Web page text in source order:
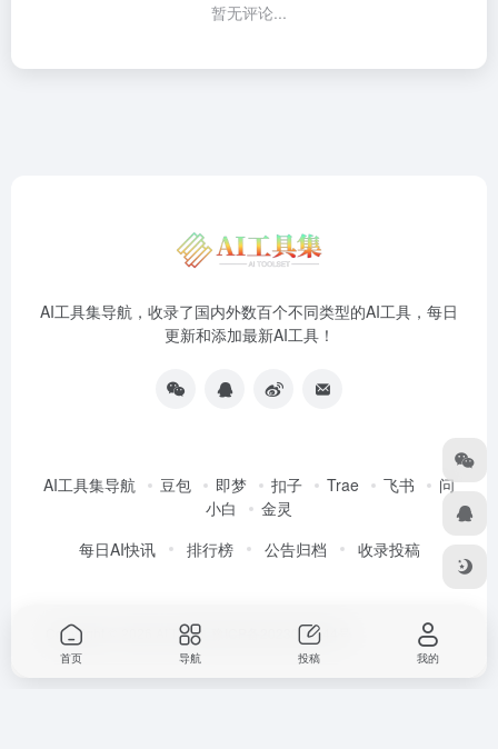
暂无评论...
AI工具集导航，收录了国内外数百个不同类型的AI工具，每日
更新和添加最新AI工具！
AI工具集导航 豆包 即梦 扣子 Trae 飞书
问
小白
金灵
每日AI快讯
排行榜 公告归档 收录投稿
Copyright © 2026 AI工具集 豫ICP备2023005944号
首页 导航 投稿 我的